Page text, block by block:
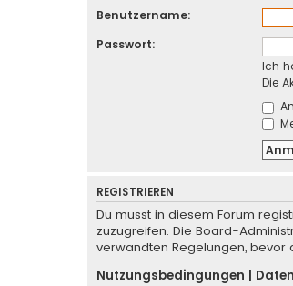
Benutzername:
Passwort:
Ich
Die
REGISTRIEREN
Du musst in diesem Forum
zuzugreifen. Die Board-
verwandten Regelungen,
Nutzungsbedingungen